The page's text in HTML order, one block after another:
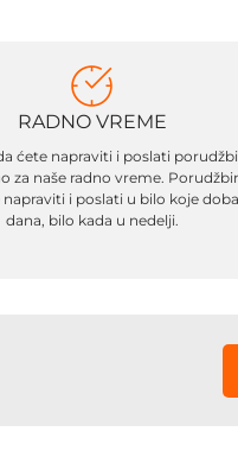
RADNO VREME
ćete napraviti i poslati
za naše radno vreme.
i poslati u bilo koje doba
dana, bilo kada u nedelji.